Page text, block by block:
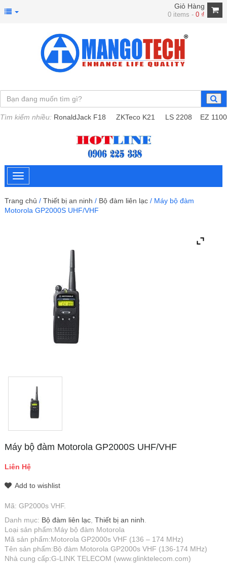
Giỏ Hàng
0 items -0 ₫
Tìm kiếm nhiều: RonaldJack F18 ZKTeco K21 LS 2208 EZ 1100
Trang chủ / Thiết bị an ninh / Bộ đàm liên lạc / Máy bộ đàm
Motorola GP2000S UHF/VHF
Máy bộ đàm Motorola GP2000S UHF/VHF
Liên Hệ
Add to wishlist
Mã: GP2000s VHF.
Danh mục: Bộ đàm liên lạc Thiết bị an ninh
Loại sản phẩm:Máy bộ đàm Motorola
Mã sản phẩm:Motorola GP2000s VHF (136 – 174 MHz)
Tên sản phẩm:Bộ đàm Motorola GP2000s VHF (136-174 MHz)
Nhà cung cấp:G-LINK TELECOM (www.glinktelecom.com)